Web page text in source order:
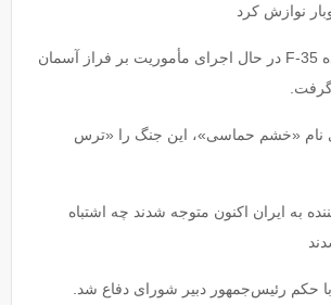
نوازش کرد
سنتکام:یک جنگنده F-35 در حال اجرای مأموریت بر فراز آسمان
نام «خشم حماسی»، این جنگ را «ترس
به ایران اکنون متوجه شدند چه اشتباه
حکم رئیس‌جمهور دبیر شورای دفاع شد.